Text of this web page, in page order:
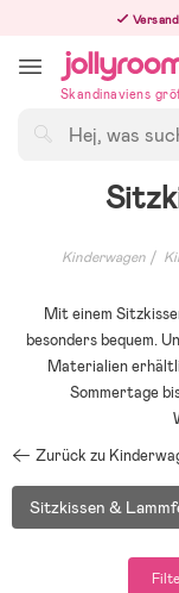
innehållet
Bestellungen, die nach
Skandinaviens
Kinderwagen
Mit einem
besonders bequem.
Materialien
Sommertage
Zurück zu
Sitzkissen &